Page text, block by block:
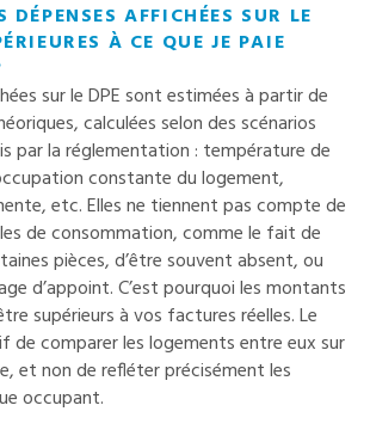
DÉPENSES AFFICHÉES SUR LE
À CE QUE JE PAIE
sur le DPE sont estimées à partir de
calculées selon des scénarios
par la réglementation : température de
constante du logement,
etc. Elles ne tiennent pas compte de
de consommation, comme le fait de
pièces, d’être souvent absent, ou
d’appoint. C’est pourquoi les montants
supérieurs à vos factures réelles. Le
de comparer les logements entre eux sur
et non de refléter précisément les
occupant.